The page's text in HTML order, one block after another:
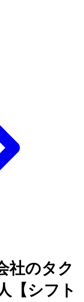
社のタク
【シフト